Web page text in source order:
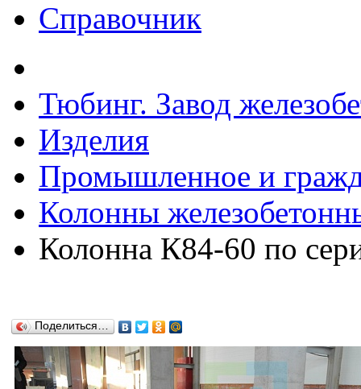
Справочник
Тюбинг. Завод
Изделия
Промышленное и
Колонны
Колонна К84-60 по
Поделиться…